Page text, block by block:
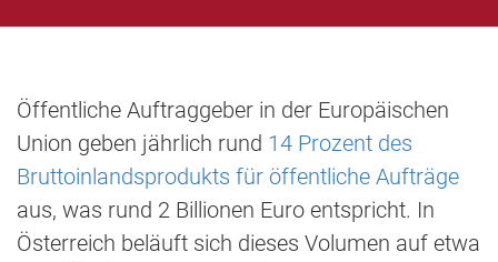
Öffentliche Auftraggeber in der Europäischen
Union geben jährlich rund 14 Prozent des
Bruttoinlandsprodukts für öffentliche Aufträge
aus, was rund 2 Billionen Euro entspricht. In
Österreich beläuft sich dieses Volumen auf etwa